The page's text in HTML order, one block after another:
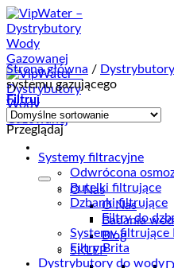
Przewiń
do
zawartości
O Nas
O Nas
Badania
Blog
SKLEP
Strona główna /
systemu gazującego
Filtruj
Przeglądaj
Systemy filtracyjne
Odwrócona
Butelki filtrujące
Dzbanki filtrujące
Filtry do
Systemy filtrujące
Filtry Brita
Dystrybutory do wody